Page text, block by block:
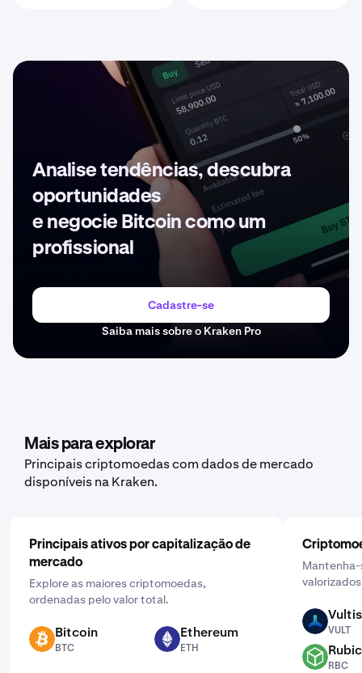
Analise tendências, descubra
oportunidades
e negocie Bitcoin como um
profissional
Cadastre-se
Saiba mais sobre o Kraken Pro
Mais para explorar
Principais criptomoedas com dados de mercado
disponíveis na Kraken.
Principais ativos por capitalização de
mercado
Explore as maiores criptomoedas,
ordenadas pelo valor total.
BTC Bitcoin
BTC
ETH Ethereum
ETH
VULT
VULT
RBC Rubic
RBC